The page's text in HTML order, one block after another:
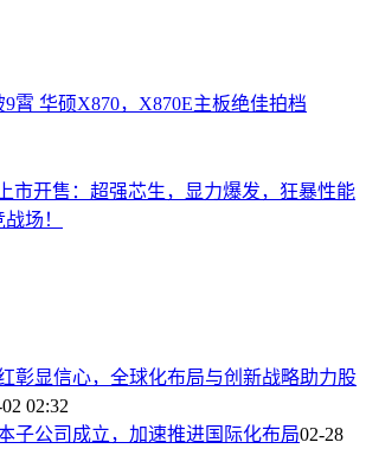
9霄 华硕X870，X870E主板绝佳拍档
市开售：超强芯生，显力爆发，狂暴性能
场！
彰显信心，全球化布局与创新战略助力股
02:32
子公司成立，加速推进国际化布局02-28